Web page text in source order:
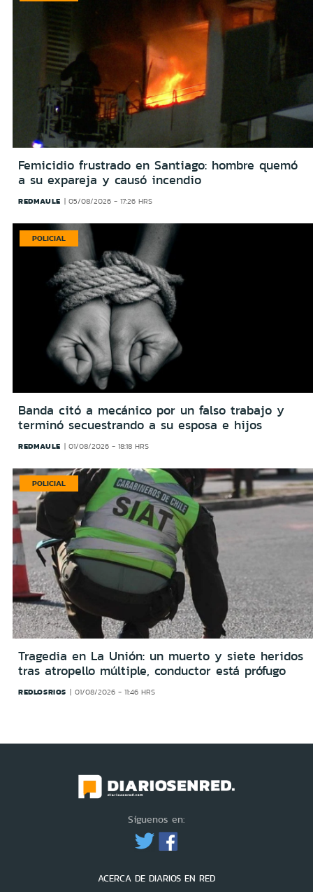
Femicidio frustrado en Santiago: hombre quemó
a su expareja y causó incendio
REDMAULE 05/08/2026 - 17:26 HRS
POLICIAL
Banda citó a mecánico por un falso trabajo y
terminó secuestrando a su esposa e hijos
REDMAULE 01/08/2026 - 18:18 HRS
POLICIAL
Tragedia en La Unión: un muerto y siete heridos
tras atropello múltiple, conductor está prófugo
REDLOSRIOS 01/08/2026 - 11:46 HRS
Síguenos en:
ACERCA DE DIARIOS EN RED